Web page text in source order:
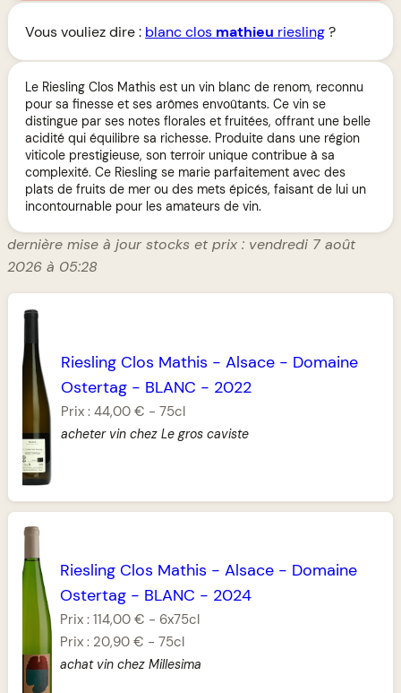
Vous vouliez dire : blanc clos mathieu riesling?
Le Riesling Clos Mathis est un vin blanc de renom, reconnu
pour sa finesse et ses arômes envoûtants. Ce vin se
distingue par ses notes florales et fruitées, offrant une belle
acidité qui équilibre sa richesse. Produite dans une région
viticole prestigieuse, son terroir unique contribue à sa
complexité. Ce Riesling se marie parfaitement avec des
plats de fruits de mer ou des mets épicés, faisant de lui un
incontournable pour les amateurs de vin.
dernière mise à jour stocks et prix : vendredi 7 août
2026 à 05:28
Riesling Clos Mathis - Alsace- Domaine
Ostertag- BLANC - 2022
Prix : 44,00 € - 75cl
acheter vin chez Le gros caviste
Riesling Clos Mathis - Alsace- Domaine
Ostertag- BLANC - 2024
Prix : 114,00 € - 6x75cl
Prix : 20,90 € - 75cl
achat vin chez Millesima